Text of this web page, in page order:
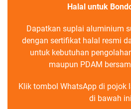
Halal untuk
Dapatkan suplai aluminium
dengan sertifikat halal resmi
untuk kebutuhan
maupun PDAM
Klik tombol WhatsApp di pojok
di bawah